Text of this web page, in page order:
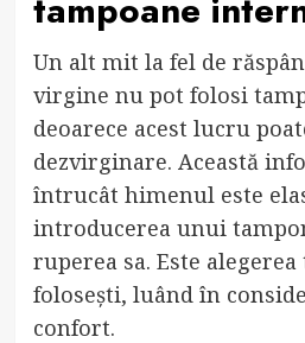
Un alt mit la fel de
virgine nu pot folosi
deoarece acest lucru
dezvirginare. Această
întrucât himenul este
introducerea unui
ruperea sa. Este
folosești, luând în
confort.